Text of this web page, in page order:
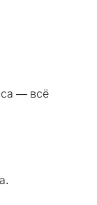
— всё